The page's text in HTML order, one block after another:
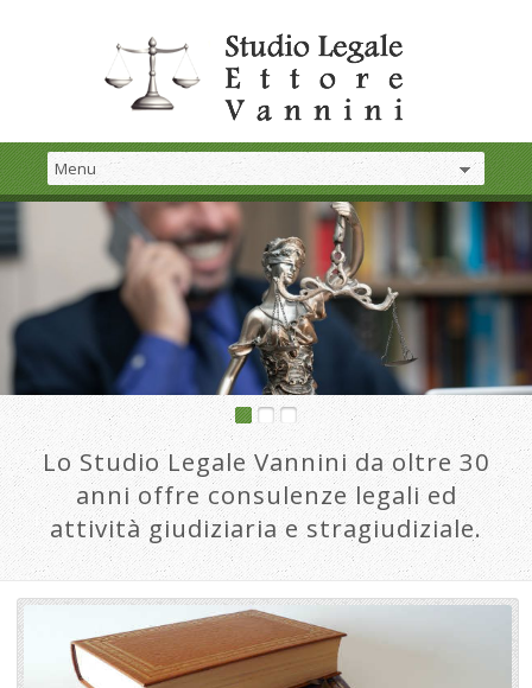
Lo Studio Legale Vannini da oltre 30
anni offre consulenze legali ed
attività giudiziaria e stragiudiziale.